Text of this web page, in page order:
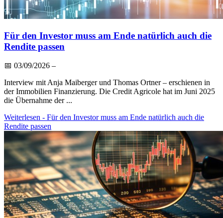
Für den Investor muss am Ende natürlich auch die
Rendite passen
📅 03/09/2026 –
Interview mit Anja Maiberger und Thomas Ortner – erschienen in
der Immobilien Finanzierung. Die Credit Agricole hat im Juni 2025
die Übernahme der ...
Weiterlesen - Für den Investor muss am Ende natürlich auch die
Rendite passen